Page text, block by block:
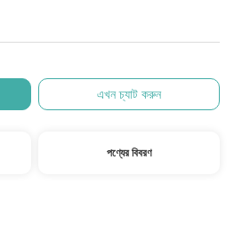
এখন চ্যাট করুন
পণ্যের বিবরণ